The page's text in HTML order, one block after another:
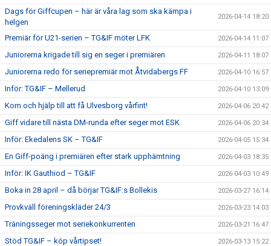
Dags för Giffcupen – här är våra lag som ska kämpa i
helgen
2026-04-14 18:20
Premiär för U21-serien – TG&IF möter LFK 2026-04-14 11:07
Juniorerna krigade till sig en seger i premiären 2026-04-11 18:07
Juniorerna redo för seriepremiär mot Åtvidabergs FF 2026-04-10 16:57
Inför: TG&IF – Mellerud 2026-04-10 13:09
Kom och hjälp till att få Ulvesborg vårfint! 2026-04-06 20:42
Giff vidare till nästa DM-runda efter seger mot ESK 2026-04-06 20:34
Inför: Ekedalens SK – TG&IF 2026-04-05 15:34
En Giff-poäng i premiären efter stark upphämtning 2026-04-03 18:35
Inför: IK Gauthiod – TG&IF 2026-04-03 10:49
Boka in 28 april – då börjar TG&IF:s Bollekis 2026-03-27 16:14
Provkväll föreningskläder 24/3 2026-03-23 14:03
Träningsseger mot seriekonkurrenten 2026-03-21 16:47
Stöd TG&IF – köp vårtipset! 2026-03-13 15:22